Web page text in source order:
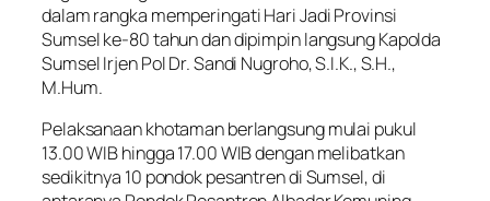
dalam rangka memperingati Hari Jadi Provinsi
Sumsel ke-80 tahun dan dipimpin langsung Kapolda
Sumsel Irjen Pol Dr. Sandi Nugroho, S.I.K., S.H.,
M.Hum.
Pelaksanaan khotaman berlangsung mulai pukul
13.00 WIB hingga 17.00 WIB dengan melibatkan
sedikitnya 10 pondok pesantren di Sumsel, di